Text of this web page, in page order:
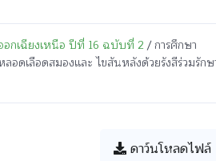
อกเฉียงเหนือ ปีที่ 16 ฉบับที่ 2/ การศึกษา
อดเลือดสมองและ ไขสันหลังด้วยรังสีร่วมรักษ
ดาว์นโหลดไฟล์